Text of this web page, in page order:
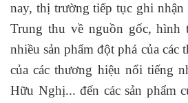
nay, thị trường tiếp tục ghi nhận
Trung thu về nguồn gốc, hình
nhiều sản phẩm đột phá của các
của các thương hiệu nổi tiếng
Hữu Nghị... đến các sản phẩm